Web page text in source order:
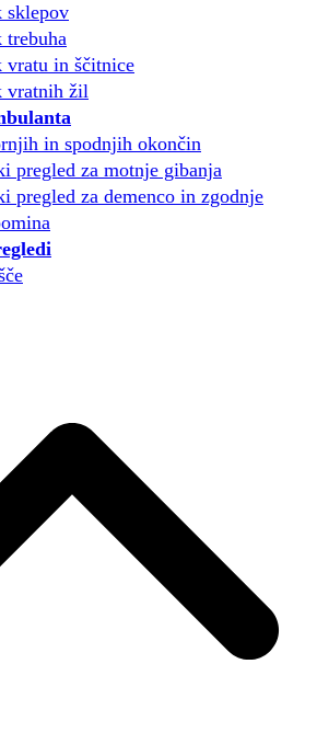
sklepov
vratu in ščitnice
vratnih žil
in spodnjih okončin
pregled za motnje gibanja
pregled za demenco in zgodnje